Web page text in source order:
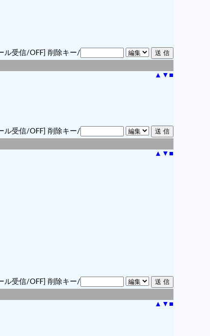
ル受信/OFF] 削除キー/
▲ ▼ ■
ル受信/OFF] 削除キー/
▲ ▼ ■
ル受信/OFF] 削除キー/
▲ ▼ ■